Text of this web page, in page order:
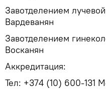
Завотделением
Вардеванян
Завотделением
Восканян
Аккредитация:
Тел: +374 (10) 600-131